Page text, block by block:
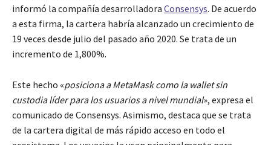
informó la compañía desarrolladora Consensys. De acuerdo
a esta firma, la cartera habría alcanzado un crecimiento de
19 veces desde julio del pasado año 2020. Se trata de un
incremento de 1,800%.
Este hecho «posiciona a MetaMask como la wallet sin
custodia líder para los usuarios a nivel mundial», expresa el
comunicado de Consensys. Asimismo, destaca que se trata
de la cartera digital de más rápido acceso en todo el